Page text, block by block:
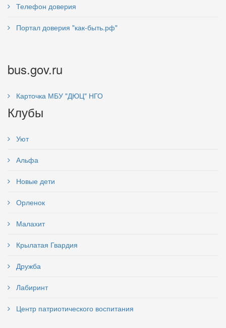
Телефон доверия
Портал доверия "как-быть.рф"
bus.gov.ru
Карточка МБУ "ДЮЦ" НГО
Клубы
Уют
Альфа
Новые дети
Орленок
Малахит
Крылатая Гвардия
Дружба
Лабиринт
Центр патриотического воспитания